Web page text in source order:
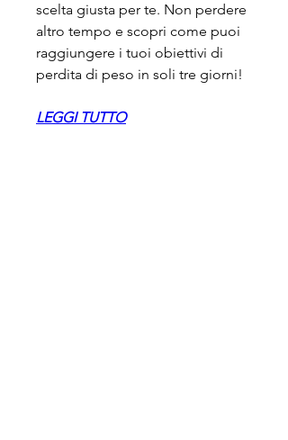
scelta giusta per te. Non perdere
altro tempo e scopri come puoi
raggiungere i tuoi obiettivi di
perdita di peso in soli tre giorni!
LEGGI TUTTO